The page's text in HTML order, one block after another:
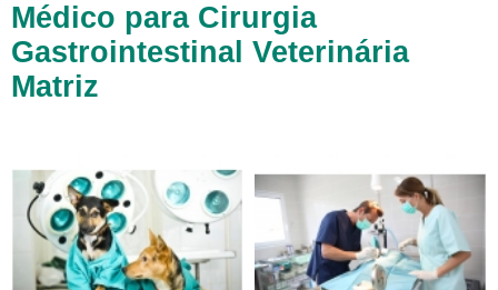
Médico para Cirurgia
Gastrointestinal Veterinária
Matriz